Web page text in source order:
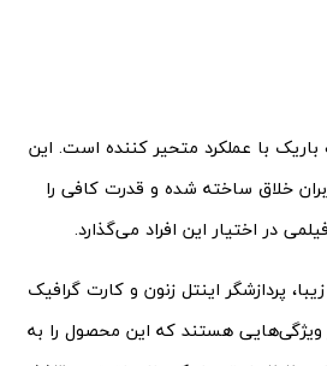
لپ تاپ باریک با عملکرد متحیر کننده است. این
خلاق ساخته شده و قدرت کافی را
در اختیار این افراد می‌گذارد.
لمسی زیبا، پردازشگر اینتل زنون و کارت گرافیک
کوادرو پی 2000 از ویژگی‌هایی هستند که این محصول را به